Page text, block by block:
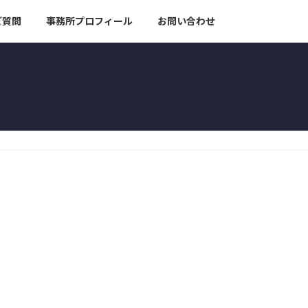
問 事務所プロフィール お問い合わせ